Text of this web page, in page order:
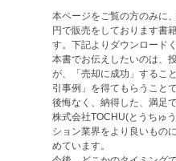
本ページをご覧の方のみに
円で販売をしております書
す。下記よりダウンロードく
本書でお伝えしたいのは、
が、「売却に成功」するこ
引事例」を得てもらうことで
後悔なく、納得した、満足
株式会社TOCHU(とうちゅ
ション業界をより良いもの
めています。